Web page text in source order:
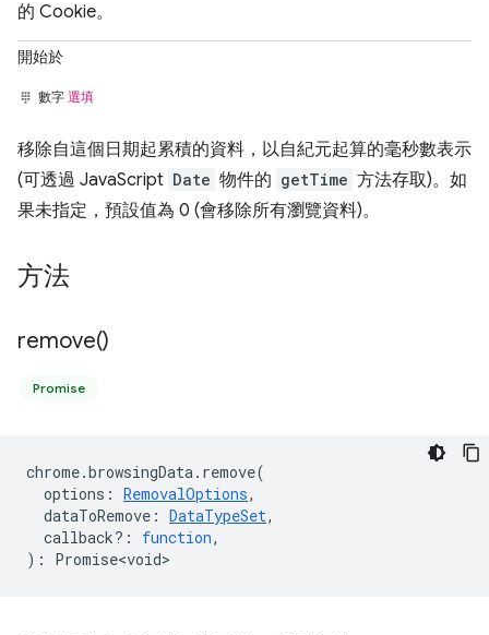
的 Cookie。
開始於
數字 選填
移除自這個日期起累積的資料，以自紀元起算的毫秒數表示
(可透過 JavaScript Date 物件的 getTime 方法存取)。如
果未指定，預設值為 0 (會移除所有瀏覽資料)。
方法
remove()
Promise
chrome.browsingData. remove(
options : RemovalOptions,
dataToRemove : DataTypeSet,
callback? : function,
) : Promise<void>